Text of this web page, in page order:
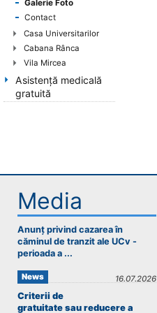
Galerie Foto
Contact
Casa Universitarilor
Cabana Rânca
Vila Mircea
Asistență medicală
gratuită
Media
Anunț privind cazarea în
căminul de tranzit ale UCv -
perioada a ...
News 16.07.2026
Criterii de
gratuitate sau reducere a